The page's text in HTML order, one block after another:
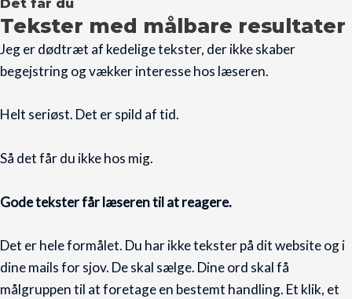
Tekster med målbare resultater
Jeg er dødtræt af kedelige tekster, der ikke skaber
begejstring og vækker interesse hos læseren.
Helt seriøst. Det er spild af tid.
Så det får du ikke hos mig.
Gode tekster får læseren til at reagere.
Det er hele formålet. Du har ikke tekster på dit website og i
dine mails for sjov. De skal sælge. Dine ord skal få
målgruppen til at foretage en bestemt handling. Et klik, et